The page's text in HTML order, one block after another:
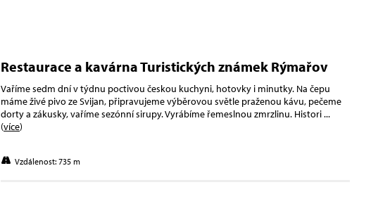
Restaurace a kavárna Turistických známek Rýmařov
Vaříme sedm dní v týdnu poctivou českou kuchyni, hotovky i minutky. Na čepu
máme živé pivo ze Svijan, připravujeme výběrovou světle praženou kávu, pečeme
dorty a zákusky, vaříme sezónní sirupy. Vyrábíme řemeslnou zmrzlinu. Histori...
(více)
Vzdálenost: 735 m